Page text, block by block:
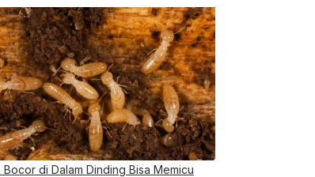
Bocor di Dalam Dinding Bisa Memicu